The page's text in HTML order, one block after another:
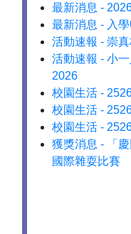
最新消息 -
最新消息 - 入
活動速報 - 崇
活動速報 - 小
2026
校園生活 -
校園生活 -
校園生活 -
獲獎消息 - 「
國際雜耍比賽